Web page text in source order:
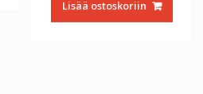
€56.64. €31.47.
Lisää ostoskoriin